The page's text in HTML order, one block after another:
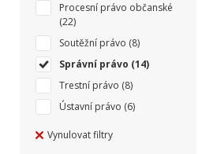
Procesní právo občanské
(22)
Soutěžní právo (8)
Správní právo (14)
Trestní právo (8)
Ústavní právo (6)
Vynulovat filtry